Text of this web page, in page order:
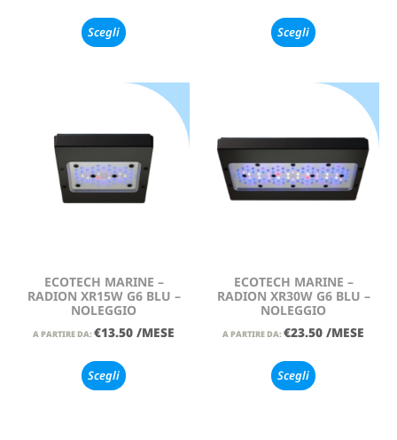
Scegli Scegli
ECOTECH MARINE –
RADION XR15W G6 BLU –
NOLEGGIO
A PARTIRE DA: €13.50 /MESE
Scegli
ECOTECH MARINE –
RADION XR30W G6 BLU –
NOLEGGIO
A PARTIRE DA: €23.50 /MESE
Scegli